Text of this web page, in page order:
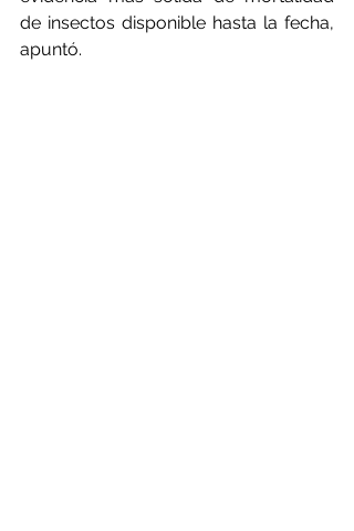
de insectos disponible hasta la fecha,
apuntó.